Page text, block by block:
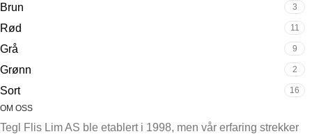
Brun 3
Rød 11
Grå 9
Grønn 2
Sort 16
OM OSS
Tegl Flis Lim AS ble etablert i 1998, men vår erfaring strekker